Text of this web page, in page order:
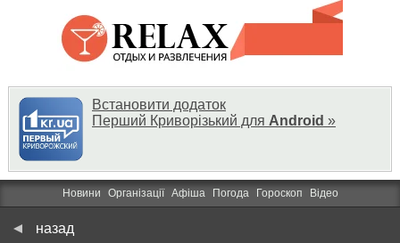
Встановити додаток
Перший Криворізький для Android »
Новини Організації Афіша Погода Гороскоп Відео
назад